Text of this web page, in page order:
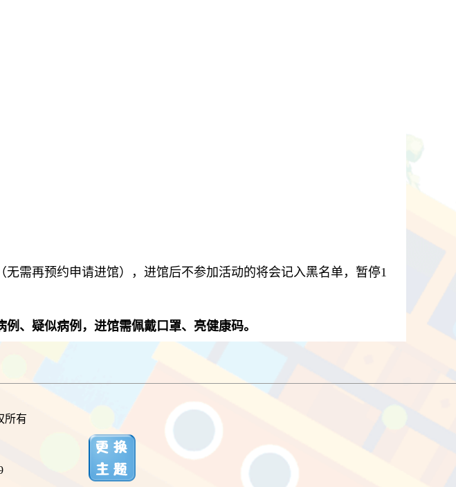
需再预约申请进馆），进馆后不参加活动的将会记入黑名单，暂停1
、疑似病例，进馆需佩戴口罩、亮健康码。
所有